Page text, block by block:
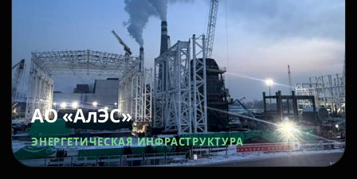
АО «АлЭС»
ЭНЕРГЕТИЧЕСКАЯ ИНФРАСТРУКТУРА